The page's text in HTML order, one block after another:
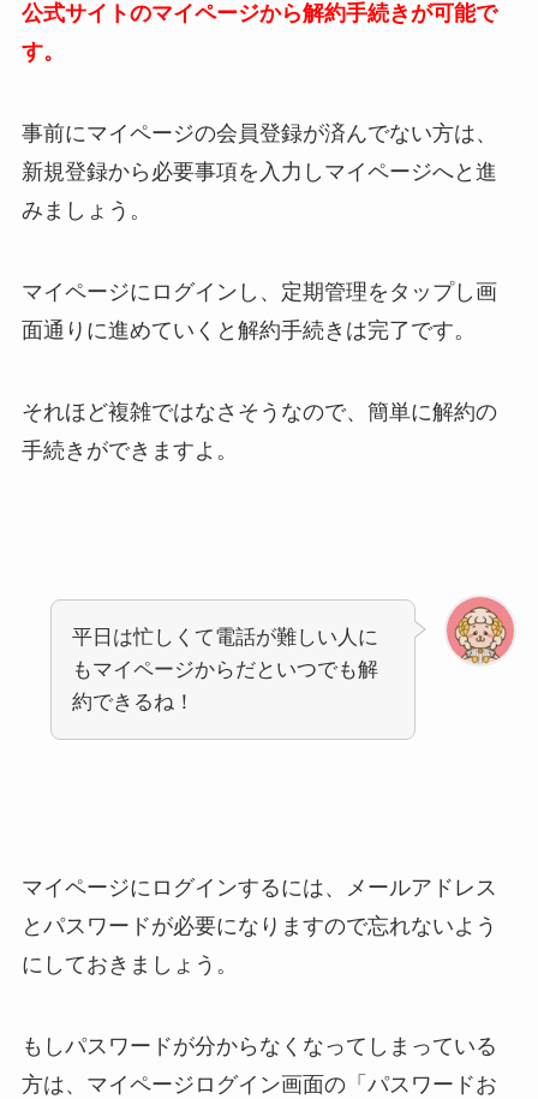
公式サイトのマイページから解約手続きが可能で
す。
事前にマイページの会員登録が済んでない方は、
新規登録から必要事項を入力しマイページへと進
みましょう。
マイページにログインし、定期管理をタップし画
面通りに進めていくと解約手続きは完了です。
それほど複雑ではなさそうなので、簡単に解約の
手続きができますよ。
平日は忙しくて電話が難しい人に
もマイページからだといつでも解
約できるね！
マイページにログインするには、メールアドレス
とパスワードが必要になりますので忘れないよう
にしておきましょう。
もしパスワードが分からなくなってしまっている
方は、マイページログイン画面の「パスワードお